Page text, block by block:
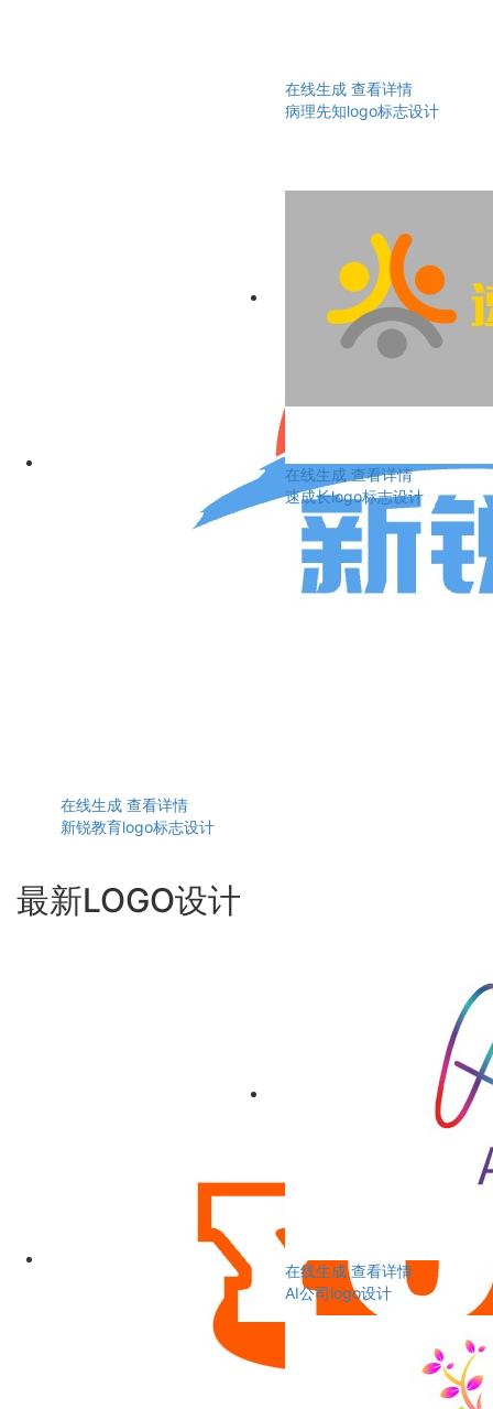
在线生成 查看详情
病理先知logo标志设计
在线生成 查看详情
新锐教育logo标志设计
在线生成 查看详情
速成长logo标志设计
最新LOGO设计
在线生成 查看详情
AI公司logo设计